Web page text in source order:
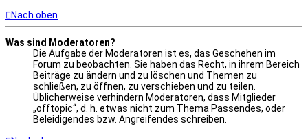
Nach oben
Was sind Moderatoren?
Die Aufgabe der Moderatoren ist es, das Geschehen im
Forum zu beobachten. Sie haben das Recht, in ihrem Bereich
Beiträge zu ändern und zu löschen und Themen zu
schließen, zu öffnen, zu verschieben und zu teilen.
Üblicherweise verhindern Moderatoren, dass Mitglieder
„offtopic“, d. h. etwas nicht zum Thema Passendes, oder
Beleidigendes bzw. Angreifendes schreiben.